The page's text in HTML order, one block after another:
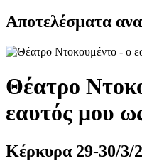
Αποτελέσματα
Θέατρο
εαυτός μου
Κέρκυρα 29-30/3/